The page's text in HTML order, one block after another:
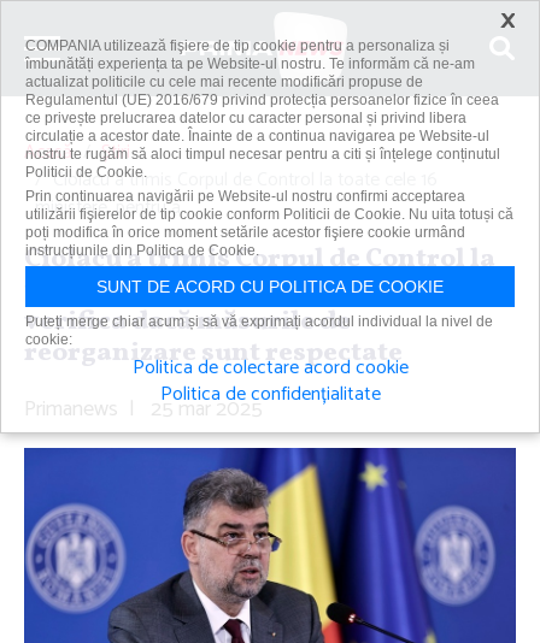
Acasă
Știri
Ciolacu a trimis Corpul de Control la toate cele 16
ministere, pentru a...
Ciolacu a trimis Corpul de Control la
toate cele 16 ministere, pentru a
verifica dacă măsurile de
reorganizare sunt respectate
Primanews | 25 mar 2025
×
COMPANIA utilizează fişiere de tip cookie pentru a personaliza și
îmbunătăți experiența ta pe Website-ul nostru. Te informăm că ne-am
actualizat politicile cu cele mai recente modificări propuse de
Regulamentul (UE) 2016/679 privind protecția persoanelor fizice în ceea
ce privește prelucrarea datelor cu caracter personal și privind libera
circulație a acestor date. Înainte de a continua navigarea pe Website-ul
nostru te rugăm să aloci timpul necesar pentru a citi și înțelege conținutul
Politicii de Cookie.
Prin continuarea navigării pe Website-ul nostru confirmi acceptarea
utilizării fişierelor de tip cookie conform Politicii de Cookie. Nu uita totuși că
poți modifica în orice moment setările acestor fişiere cookie urmând
instrucțiunile din Politica de Cookie.
SUNT DE ACORD CU POLITICA DE COOKIE
Puteți merge chiar acum și să vă exprimați acordul individual la nivel de
cookie:
Politica de colectare acord cookie
Politica de confidențialitate